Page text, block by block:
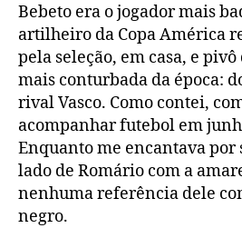
Bebeto era o jogador mais
artilheiro da Copa América
pela seleção, em casa, e
mais conturbada da época:
rival Vasco. Como contei,
acompanhar futebol em
Enquanto me encantava por
lado de Romário com a
nenhuma referência dele
negro.